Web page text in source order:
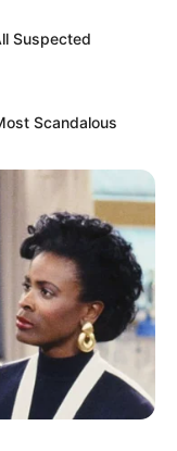
belle
(TF1)
en
Suspected
Scandalous